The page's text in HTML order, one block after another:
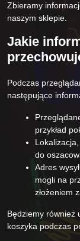
Zbieramy
naszym sklepie.
Jakie
Podczas
następujące
przykład
do
Adres
mogli na
złożeniem
Będziemy również
koszyka podczas